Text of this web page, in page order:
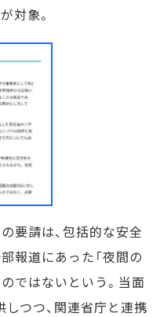
対象。
要請は、包括的な安全
報道にあった「夜間の
ではないという。当面
つつ、関連省庁と連携